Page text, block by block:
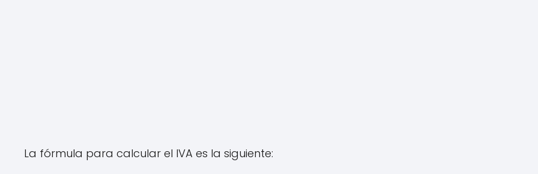
La fórmula para calcular el IVA es la siguiente: